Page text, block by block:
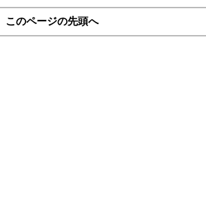
このページの先頭へ